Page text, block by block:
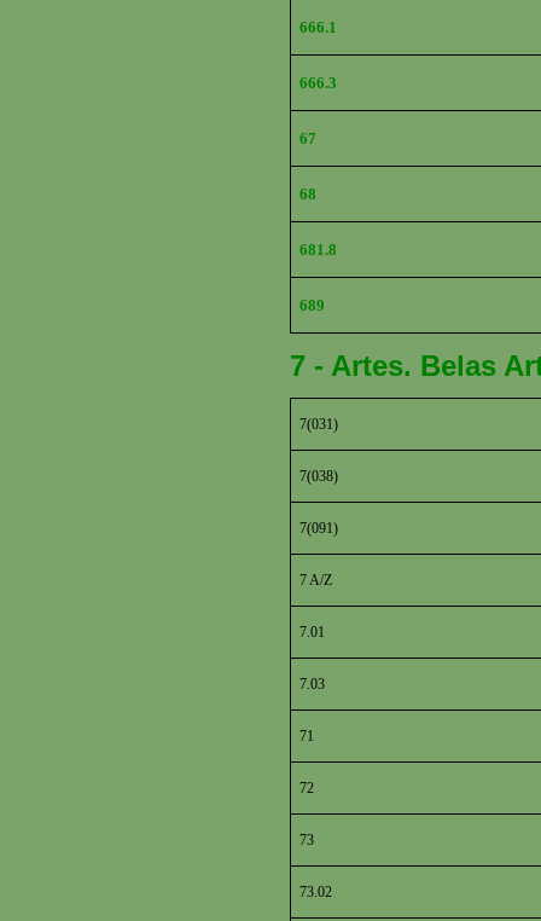
666.1
666.3
67
68
681.8
689
7 - Artes. Belas
7(031)
7(038)
7(091)
7 A/Z
7.01
7.03
71
72
73
73.02